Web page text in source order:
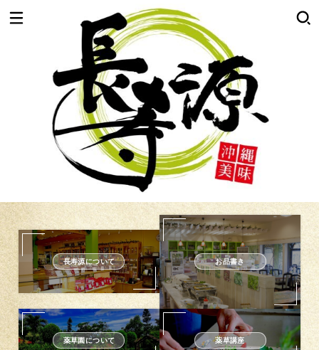
長寿源について お品書き
薬草園について 薬草講座